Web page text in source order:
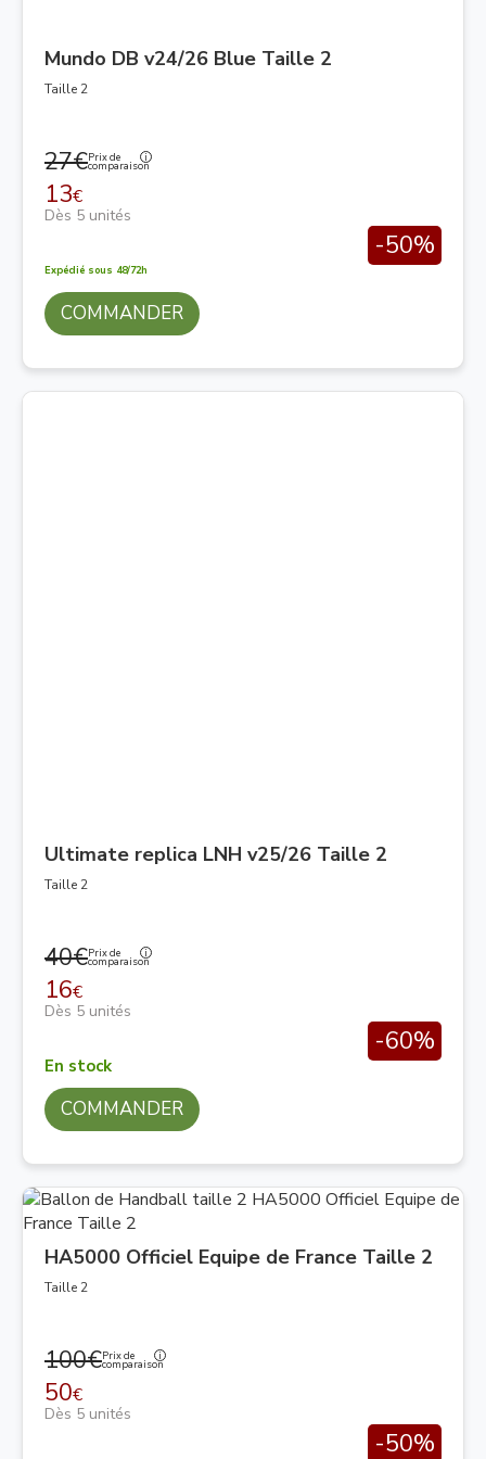
Mundo DB v24/26 Blue Taille 2
Taille 2
27€Prix de
comparaison
13€
Dès 5 unités
-50%
Expédié sous 48/72h
COMMANDER
Ultimate replica LNH v25/26 Taille 2
Taille 2
40€Prix de
comparaison
16€
Dès 5 unités
-60%
En stock
COMMANDER
HA5000 Officiel Equipe de France Taille 2
Taille 2
100€Prix de
comparaison
50€
Dès 5 unités
-50%